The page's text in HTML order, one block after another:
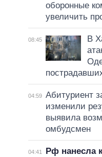
оборонные
увеличить
08:45
В
04:59 Абитуриент
изменили
выявила
омбудсмен
04:41
Рф нанесла